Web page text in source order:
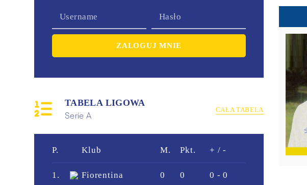
TABELA LIGOWA
Serie A
CAŁA TABELA
P. Klub M. Pkt. + / -
1. Fiorentina 0 0 0 - 0